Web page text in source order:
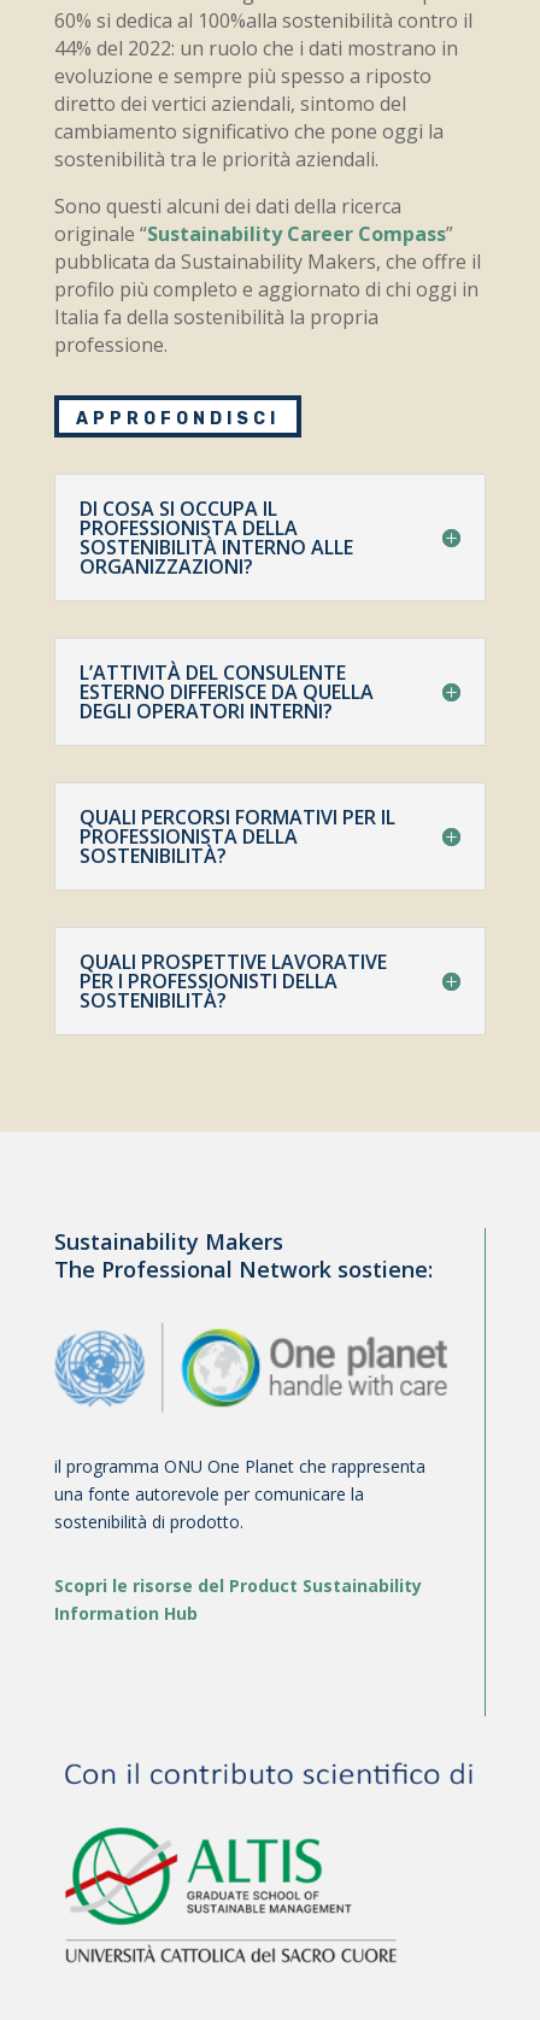
60% si dedica al 100%alla sostenibilità contro il
44% del 2022: un ruolo che i dati mostrano in
evoluzione e sempre più spesso a riposto
diretto dei vertici aziendali, sintomo del
cambiamento significativo che pone oggi la
sostenibilità tra le priorità aziendali.
Sono questi alcuni dei dati della ricerca
originale “Sustainability Career Compass”
pubblicata da Sustainability Makers, che offre il
profilo più completo e aggiornato di chi oggi in
Italia fa della sostenibilità la propria
professione.
APPROFONDISCI
DI COSA SI OCCUPA IL
PROFESSIONISTA DELLA
SOSTENIBILITÀ INTERNO ALLE
ORGANIZZAZIONI?
L’ATTIVITÀ DEL CONSULENTE
ESTERNO DIFFERISCE DA QUELLA
DEGLI OPERATORI INTERNI?
QUALI PERCORSI FORMATIVI PER IL
PROFESSIONISTA DELLA
SOSTENIBILITÀ?
QUALI PROSPETTIVE LAVORATIVE
PER I PROFESSIONISTI DELLA
SOSTENIBILITÀ?
Sustainability Makers
The Professional Network sostiene:
il programma ONU One Planet che rappresenta
una fonte autorevole per comunicare la
sostenibilità di prodotto.
Scopri le risorse del Product Sustainability
Information Hub